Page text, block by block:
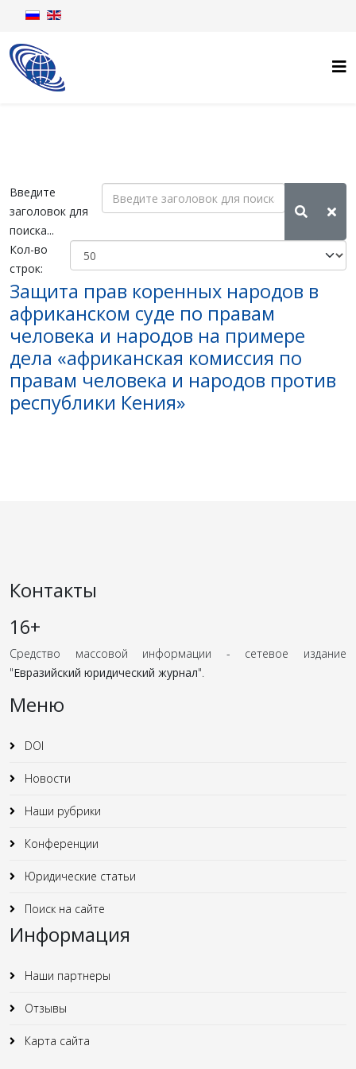
Введите
заголовок для
поиска...
Кол-во
строк:
Защита прав коренных народов в
африканском суде по правам
человека и народов на примере
дела «африканская комиссия по
правам человека и народов против
республики Кения»
Контакты
16+
Средство массовой информации - сетевое издание
"Евразийский юридический журнал".
Меню
DOI
Новости
Наши рубрики
Конференции
Юридические статьи
Поиск на сайте
Информация
Наши партнеры
Отзывы
Карта сайта